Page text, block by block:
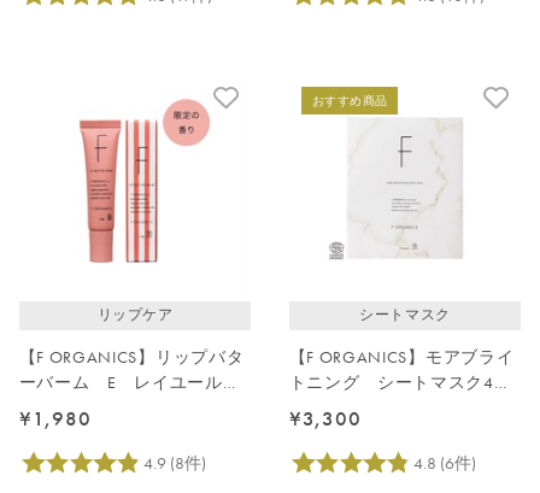
リップケア
【F ORGANICS】リップバタ
ーバーム E レイユールデ
ルブの香り
¥1,980
おすすめ商品
シートマスク
【F ORGANICS】モアブライ
トニング シートマスク4枚
入り
¥3,300